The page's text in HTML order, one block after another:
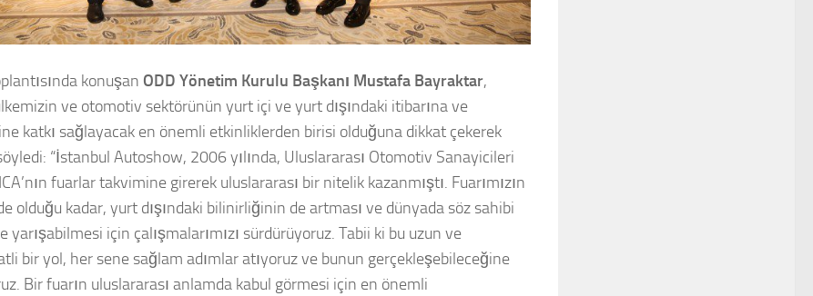
konuşan ODD Yönetim Kurulu Başkanı Mustafa Bayraktar,
ve otomotiv sektörünün yurt içi ve yurt dışındaki itibarına ve
katkı sağlayacak en önemli etkinliklerden birisi olduğuna dikkat çekerek
“İstanbul Autoshow, 2006 yılında, Uluslararası Otomotiv Sanayicileri
fuarlar takvimine girerek uluslararası bir nitelik kazanmıştı. Fuarımızın
olduğu kadar, yurt dışındaki bilinirliğinin de artması ve dünyada söz sahibi
yarışabilmesi için çalışmalarımızı sürdürüyoruz. Tabii ki bu uzun ve
bir yol, her sene sağlam adımlar atıyoruz ve bunun gerçekleşebileceğine
Bir fuarın uluslararası anlamda kabul görmesi için en önemli